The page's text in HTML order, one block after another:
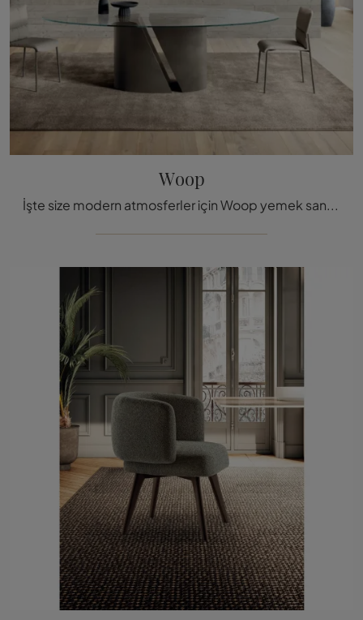
Woop
İşte size modern atmosferler için Woop yemek sandalyesi, Lago'nun en özel sabit sandalyelerinden biri